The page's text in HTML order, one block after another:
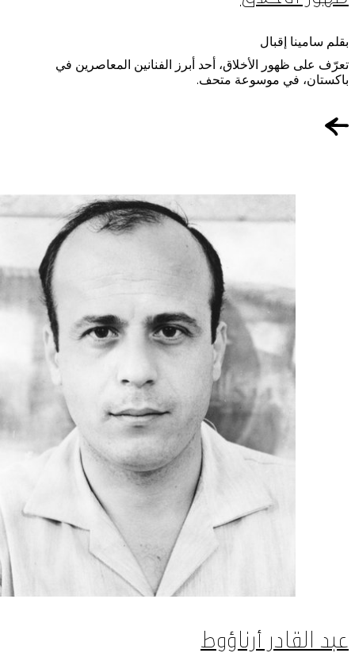
تعرّف على ظهور الأخلاق، أحد أبرز الفنانين المعاصرين في
باكستان، في موسوعة متحف.
بقلم سامينا إقبال
عبد القادر أرناؤوط